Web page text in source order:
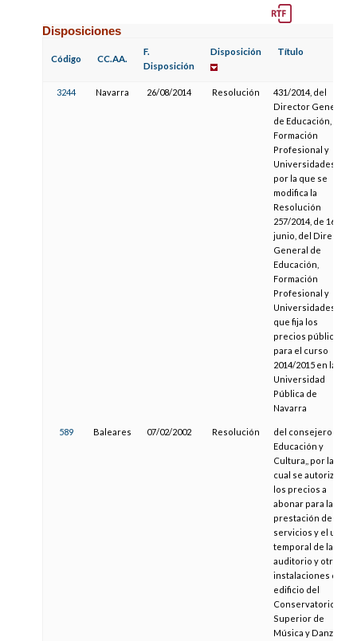
Disposiciones
Código CC.AA.
F.
Disposición
Disposición Título
3244 Navarra 26/08/2014 Resolución
431/2014, del
Director General
de Educación,
Formación
Profesional y
Universidades,
por la que se
modifica la
Resolución
257/2014, de 16 de
junio, del Director
General de
Educación,
Formación
Profesional y
Universidades,
que fija los
precios públicos
para el curso
2014/2015 en la
Universidad
Pública de
Navarra
589 Baleares 07/02/2002 Resolución
del consejero de
Educación y
Cultura,, por la
cual se autorizan
los precios a
abonar para la
prestación de los
servicios y el uso
temporal de la sala
auditorio y otras
instalaciones del
edificio del
Conservatorio
Superior de
Música y Danza de